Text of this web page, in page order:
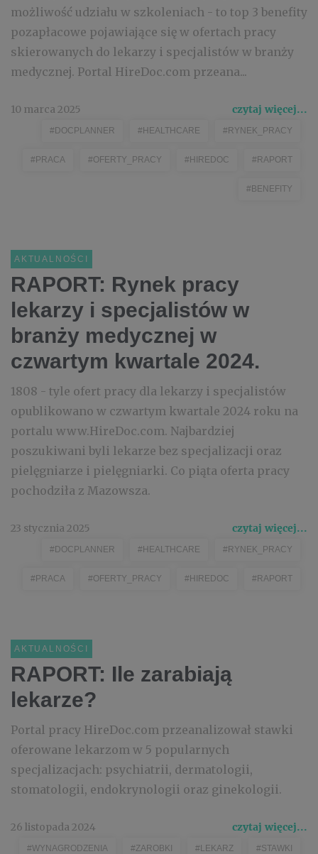
możliwość udziału w szkoleniach - to top 3 benefity
pozapłacowe pojawiające się w ofertach pracy
skierowanych do lekarzy i specjalistów w branży
medycznej. Portal HireDoc.com przeana...
10 marca 2025 czytaj więcej...
#DOCPLANNER #HEALTHCARE #RYNEK_PRACY
#PRACA #OFERTY_PRACY #HIREDOC #RAPORT
#BENEFITY
AKTUALNOŚCI
RAPORT: Rynek pracy
lekarzy i specjalistów w
branży medycznej w
czwartym kwartale 2024.
1808 - tyle ofert pracy dla lekarzy i specjalistów
opublikowano w czwartym kwartale 2024 roku na
portalu www.HireDoc.com. Najbardziej
poszukiwani byli lekarze bez specjalizacji oraz
pielęgniarze i pielęgniarki. Co piąta oferta pracy
pochodziła z Mazowsza.
23 stycznia 2025 czytaj więcej...
#DOCPLANNER #HEALTHCARE #RYNEK_PRACY
#PRACA #OFERTY_PRACY #HIREDOC #RAPORT
AKTUALNOŚCI
RAPORT: Ile zarabiają
lekarze?
Portal pracy HireDoc.com przeanalizował stawki
oferowane lekarzom w 5 popularnych
specjalizacjach: psychiatrii, dermatologii,
stomatologii, endokrynologii oraz ginekologii.
26 listopada 2024 czytaj więcej...
#WYNAGRODZENIA #ZAROBKI #LEKARZ #STAWKI